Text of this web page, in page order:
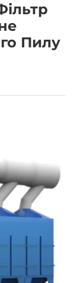
Пилу